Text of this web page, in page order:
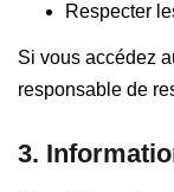
Respecter
Si vous accédez
responsable de
3.